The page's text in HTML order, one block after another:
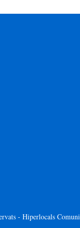
- Hiperlocals